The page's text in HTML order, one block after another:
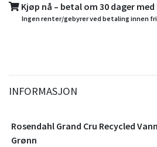
Kjøp nå – betal om 30 dager med
Ingen renter/gebyrer ved betaling innen
INFORMASJON
Rosendahl Grand Cru Recycled
Grønn